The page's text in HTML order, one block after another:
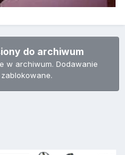
do archiwum
w archiwum. Dodawanie